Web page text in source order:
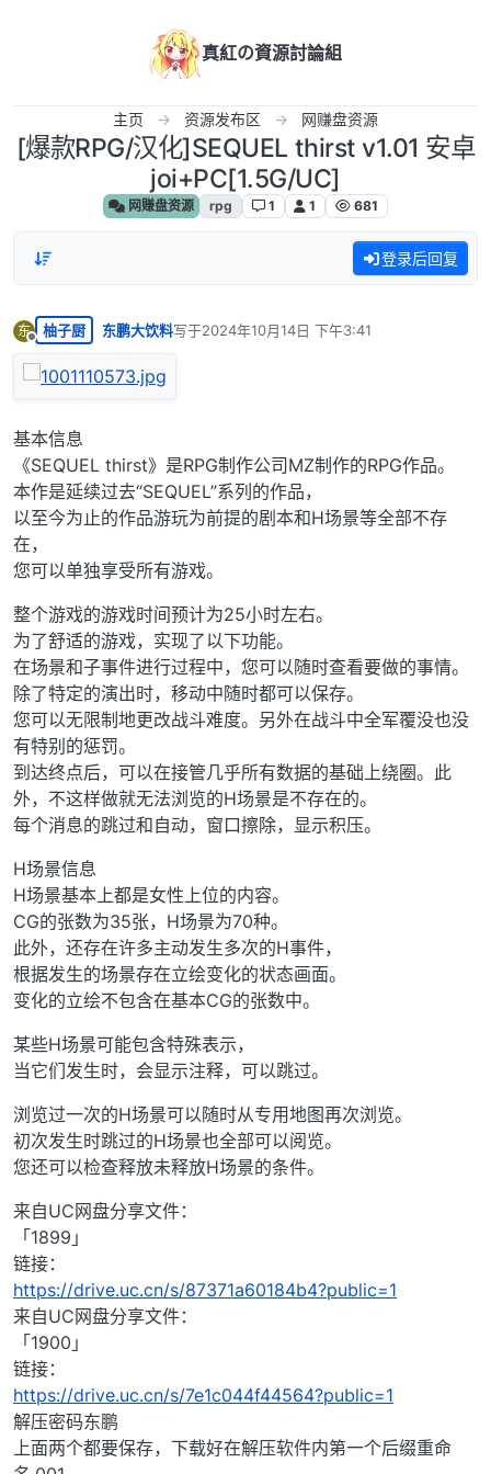
真紅の資源討論組
主页 资源发布区 网赚盘资源
[爆款RPG/汉化]SEQUEL thirst v1.01 安卓
joi+PC[1.5G/UC]
网赚盘资源 rpg 1 1 681
登录后回复
东
离线
柚子厨 东鹏大饮料写于2024年10月14日 下午3:41
最后由 编辑
基本信息
《SEQUEL thirst》是RPG制作公司MZ制作的RPG作品。
本作是延续过去“SEQUEL”系列的作品，
以至今为止的作品游玩为前提的剧本和H场景等全部不存
在，
您可以单独享受所有游戏。
整个游戏的游戏时间预计为25小时左右。
为了舒适的游戏，实现了以下功能。
在场景和子事件进行过程中，您可以随时查看要做的事情。
除了特定的演出时，移动中随时都可以保存。
您可以无限制地更改战斗难度。另外在战斗中全军覆没也没
有特别的惩罚。
到达终点后，可以在接管几乎所有数据的基础上绕圈。此
外，不这样做就无法浏览的H场景是不存在的。
每个消息的跳过和自动，窗口擦除，显示积压。
H场景信息
H场景基本上都是女性上位的内容。
CG的张数为35张，H场景为70种。
此外，还存在许多主动发生多次的H事件，
根据发生的场景存在立绘变化的状态画面。
变化的立绘不包含在基本CG的张数中。
某些H场景可能包含特殊表示，
当它们发生时，会显示注释，可以跳过。
浏览过一次的H场景可以随时从专用地图再次浏览。
初次发生时跳过的H场景也全部可以阅览。
您还可以检查释放未释放H场景的条件。
来自UC网盘分享文件：
「1899」
链接：
https://drive.uc.cn/s/87371a60184b4?public=1
来自UC网盘分享文件：
「1900」
链接：
https://drive.uc.cn/s/7e1c044f44564?public=1
解压密码东鹏
上面两个都要保存，下载好在解压软件内第一个后缀重命